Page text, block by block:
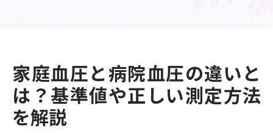
家庭血圧と病院血圧の違いと
は？基準値や正しい測定方法
を解説